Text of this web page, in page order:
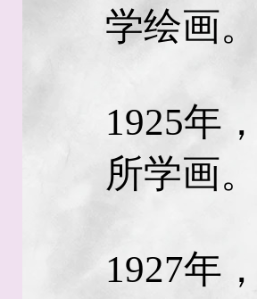
学绘画
1925年
所学画。
1927年